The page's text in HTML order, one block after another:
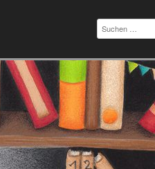
Suchen
nach: